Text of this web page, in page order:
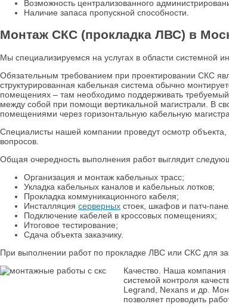
Возможность централизованного
Наличие запаса пропускной способности.
Монтаж СКС (прокладка ЛВС) в
Мы специализируемся на услугах в области системной
Обязательным требованием при проектировании СКС
структурированная кабельная система обычно
помещениях – там необходимо поддерживать
между собой при помощи вертикальной магистрали. В
помещениями через горизонтальную кабельную
Специалисты нашей компании проведут осмотр
вопросов.
Общая очередность выполнения работ выглядит
Организация и монтаж кабельных трасс;
Укладка кабельных каналов и кабельных лотков;
Прокладка коммуникационного кабеля;
Инсталляция серверных стоек, шкафов и патч-
Подключение кабелей в кроссовых помещениях;
Итоговое тестирование;
Сдача объекта заказчику.
При выполнении работ по прокладке ЛВС или СКС для
Качество. Наша компания
системой контроля
Legrand, Nexans и др.
позволяет проводить